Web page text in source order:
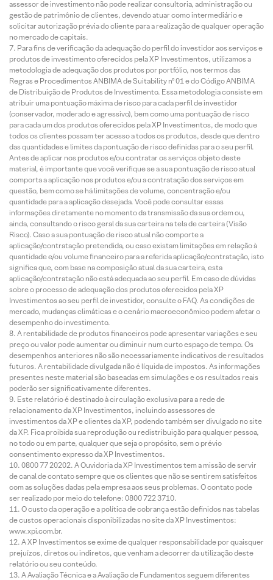
assessor de investimento não pode realizar consultoria, administração ou
gestão de patrimônio de clientes, devendo atuar como intermediário e
solicitar autorização prévia do cliente para a realização de qualquer operação
no mercado de capitais.
Para fins de verificação da adequação do perfil do investidor aos serviços e
produtos de investimento oferecidos pela XP Investimentos, utilizamos a
metodologia de adequação dos produtos por portfólio, nos termos das
Regras e Procedimentos ANBIMA de Suitability nº 01 e do Código ANBIMA
de Distribuição de Produtos de Investimento. Essa metodologia consiste em
atribuir uma pontuação máxima de risco para cada perfil de investidor
(conservador, moderado e agressivo), bem como uma pontuação de risco
para cada um dos produtos oferecidos pela XP Investimentos, de modo que
todos os clientes possam ter acesso a todos os produtos, desde que dentro
das quantidades e limites da pontuação de risco definidas para o seu perfil.
Antes de aplicar nos produtos e/ou contratar os serviços objeto deste
material, é importante que você verifique se a sua pontuação de risco atual
comporta a aplicação nos produtos e/ou a contratação dos serviços em
questão, bem como se há limitações de volume, concentração e/ou
quantidade para a aplicação desejada. Você pode consultar essas
informações diretamente no momento da transmissão da sua ordem ou,
ainda, consultando o risco geral da sua carteira na tela de carteira (Visão
Risco). Caso a sua pontuação de risco atual não comporte a
aplicação/contratação pretendida, ou caso existam limitações em relação à
quantidade e/ou volume financeiro para a referida aplicação/contratação, isto
significa que, com base na composição atual da sua carteira, esta
aplicação/contratação não está adequada ao seu perfil. Em caso de dúvidas
sobre o processo de adequação dos produtos oferecidos pela XP
Investimentos ao seu perfil de investidor, consulte o FAQ. As condições de
mercado, mudanças climáticas e o cenário macroeconômico podem afetar o
desempenho do investimento.
A rentabilidade de produtos financeiros pode apresentar variações e seu
preço ou valor pode aumentar ou diminuir num curto espaço de tempo. Os
desempenhos anteriores não são necessariamente indicativos de resultados
futuros. A rentabilidade divulgada não é líquida de impostos. As informações
presentes neste material são baseadas em simulações e os resultados reais
poderão ser significativamente diferentes.
Este relatório é destinado à circulação exclusiva para a rede de
relacionamento da XP Investimentos, incluindo assessores de
investimentos da XP e clientes da XP, podendo também ser divulgado no site
da XP. Fica proibida sua reprodução ou redistribuição para qualquer pessoa,
no todo ou em parte, qualquer que seja o propósito, sem o prévio
consentimento expresso da XP Investimentos.
0800 77 20202. A Ouvidoria da XP Investimentos tem a missão de servir
de canal de contato sempre que os clientes que não se sentirem satisfeitos
com as soluções dadas pela empresa aos seus problemas. O contato pode
ser realizado por meio do telefone: 0800 722 3710.
O custo da operação e a política de cobrança estão definidos nas tabelas
de custos operacionais disponibilizadas no site da XP Investimentos:
www.xpi.com.br.
A XP Investimentos se exime de qualquer responsabilidade por quaisquer
prejuízos, diretos ou indiretos, que venham a decorrer da utilização deste
relatório ou seu conteúdo.
A Avaliação Técnica e a Avaliação de Fundamentos seguem diferentes